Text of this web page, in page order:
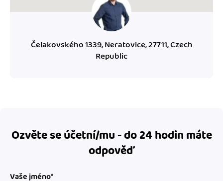
Čelakovského 1339, Neratovice, 27711, Czech
Republic
Ozvěte se účetní/mu - do 24 hodin máte
odpověď
Vaše jméno*